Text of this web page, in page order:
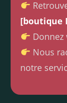
[boutique
Nous
notre